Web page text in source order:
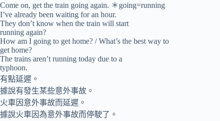
Come on, get the train going again. ＊going=running
I’ve already been waiting for an hour.
They don’t know when the train will start
running again?
How am I going to get home? / What’s the best way to
get home?
The trains aren’t running today due to a
typhoon.
有點延遲。
據說有發生某些意外事故。
火車因意外事故而延遲。
據說火車因為意外事故而停駛了。